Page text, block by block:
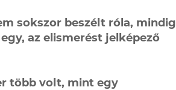
sokszor beszélt róla, mindig
az elismerést jelképező
több volt, mint egy